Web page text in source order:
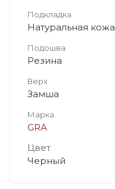
Подкладка
Натуральная кожа
Подошва
Резина
Верх
Замша
Марка
GRA
Цвет
Черный